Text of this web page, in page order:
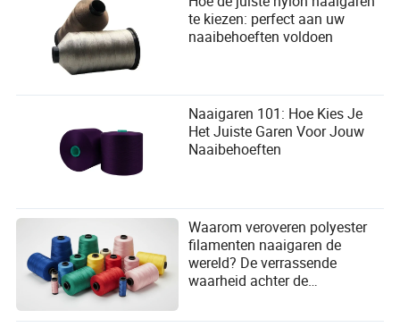
te kiezen: perfect aan uw
naaibehoeften voldoen
Naaigaren 101: Hoe Kies Je
Het Juiste Garen Voor Jouw
Naaibehoeften
Waarom veroveren polyester
filamenten naaigaren de
wereld? De verrassende
waarheid achter de